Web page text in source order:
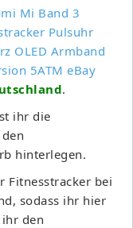
.
ihr die
hinterlegen.
Fitnesstracker bei
sodass ihr hier
den